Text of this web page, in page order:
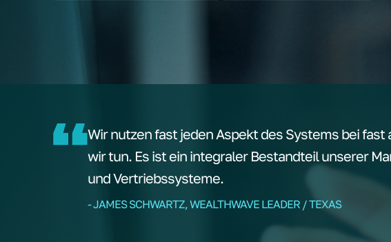
Wir nutzen fast jeden Aspekt des Systems bei fast
wir tun. Es ist ein integraler Bestandteil unserer
und Vertriebssysteme.
- JAMES SCHWARTZ, WEALTHWAVE LEADER / TEXAS